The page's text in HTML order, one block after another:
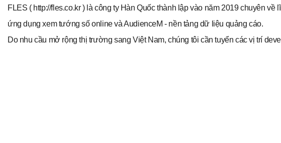
FLES ( http://fles.co.kr ) là công ty Hàn Quốc thành lập vào năm 2019 chuyên
ứng dụng xem tướng số online và AudienceM - nền tảng dữ liệu quảng cáo.
Do nhu cầu mở rộng thị trường sang Việt Nam, chúng tôi cần tuyển các vị trí